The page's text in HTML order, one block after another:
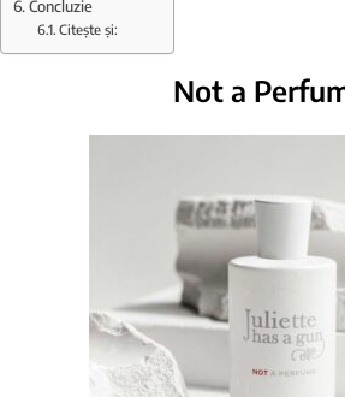
Concluzie
Citește și:
Not a